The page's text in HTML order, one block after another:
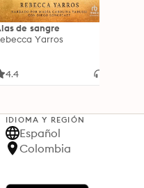
de sangre
Yarros
4.4
IDIOMA Y REGIÓN
Español
Colombia